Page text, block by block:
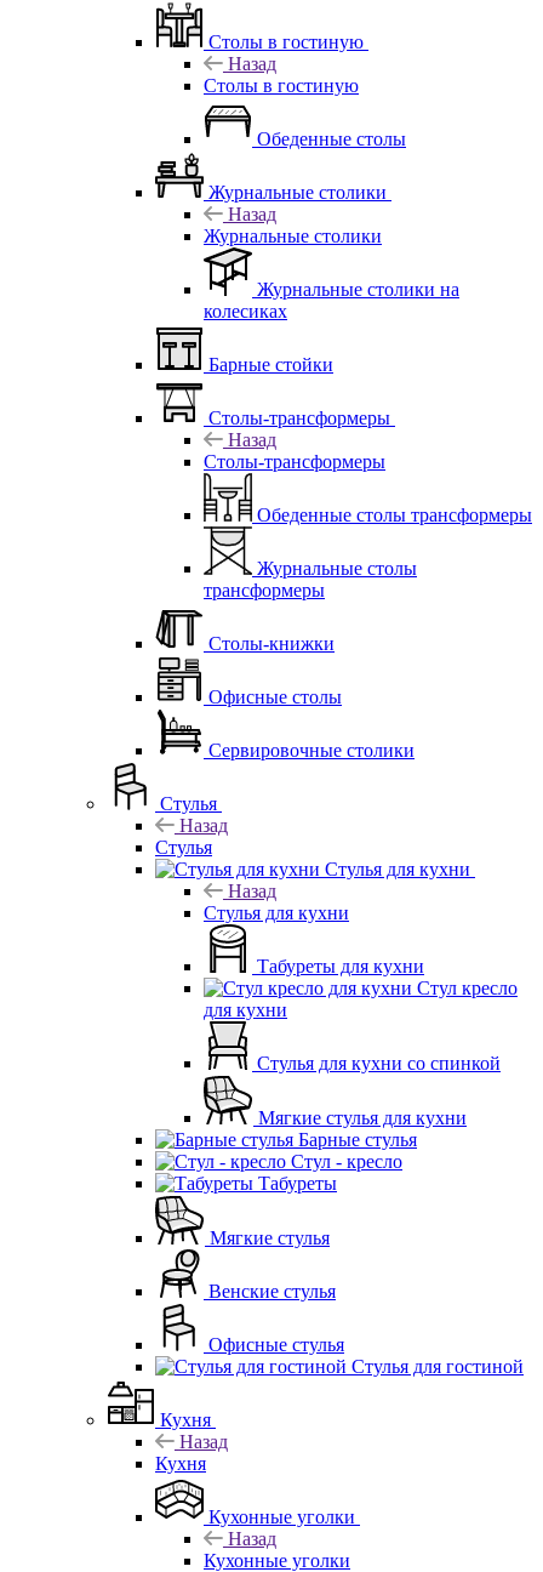
Столы в гостиную
Назад
Столы в гостиную
Обеденные столы
Журнальные столики
Назад
Журнальные столики
Журнальные столики на
колесиках
Барные стойки
Столы-трансформеры
Назад
Столы-трансформеры
Обеденные столы трансформеры
Журнальные столы
трансформеры
Столы-книжки
Офисные столы
Сервировочные столики
Стулья
Назад
Стулья
Стулья для кухни
Назад
Стулья для кухни
Табуреты для кухни
Стул кресло
для кухни
Стулья для кухни со спинкой
Мягкие стулья для кухни
Барные стулья
Стул - кресло
Табуреты
Мягкие стулья
Венские стулья
Офисные стулья
Стулья для гостиной
Кухня
Назад
Кухня
Кухонные уголки
Назад
Кухонные уголки